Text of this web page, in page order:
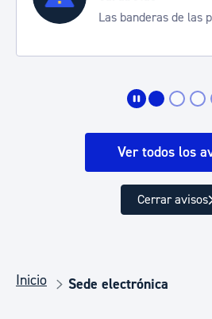
Las banderas de las
Ver todos los
Cerrar avisos
Inicio Sede electrónica